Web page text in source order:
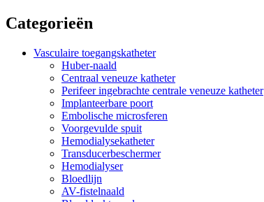
Categorieën
Vasculaire toegangskatheter
Huber-naald
Centraal veneuze katheter
Perifeer ingebrachte centrale veneuze katheter
Implanteerbare poort
Embolische microsferen
Voorgevulde spuit
Hemodialysekatheter
Transducerbeschermer
Hemodialyser
Bloedlijn
AV-fistelnaald